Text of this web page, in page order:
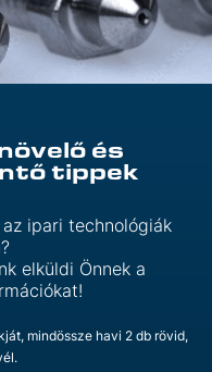
és
tippek
ipari technológiák
elküldi Önnek a
mindössze havi 2 db rövid,